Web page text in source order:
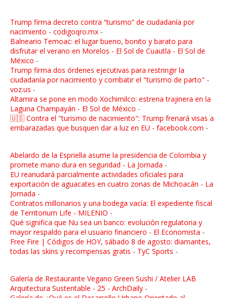
Trump firma decreto contra “turismo” de ciudadanía por
nacimiento - codigoqro.mx -
Balneario Temoac: el lugar bueno, bonito y barato para
disfrutar el verano en Morelos - El Sol de Cuautla - El Sol de
México -
Trump firma dos órdenes ejecutivas para restringir la
ciudadanía por nacimiento y combatir el "turismo de parto" -
voz.us -
Altamira se pone en modo Xochimilco: estrena trajinera en la
Laguna Champayán - El Sol de México -
🇺🇸 Contra el "turismo de nacimiento": Trump frenará visas a
embarazadas que busquen dar a luz en EU - facebook.com -
Abelardo de la Espriella asume la presidencia de Colombia y
promete mano dura en seguridad - La Jornada -
EU reanudará parcialmente actividades oficiales para
exportación de aguacates en cuatro zonas de Michoacán - La
Jornada -
Contratos millonarios y una bodega vacía: El expediente fiscal
de Territorium Life - MILENIO -
Qué significa que Nu sea un banco: evolución regulatoria y
mayor respaldo para el usuario financiero - El Economista -
Free Fire | Códigos de HOY, sábado 8 de agosto: diamantes,
todas las skins y recompensas gratis - TyC Sports -
Galería de Restaurante Vegano Green Sushi / Atelier LAB
Arquitectura Sustentable - 25 - ArchDaily -